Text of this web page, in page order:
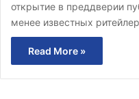
открытие в преддверии
менее известных
Read More »